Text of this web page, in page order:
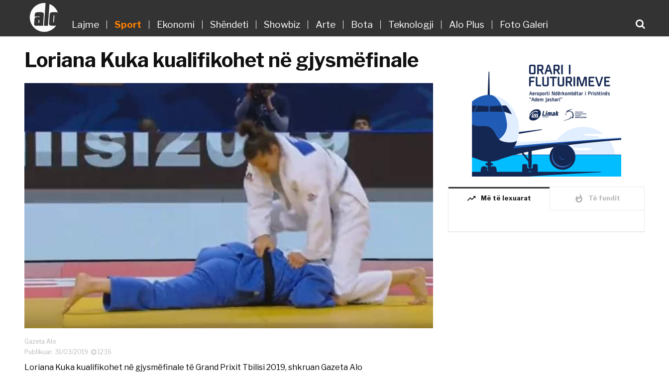
Lajme Sport Ekonomi Shëndeti Showbiz Arte Bota Teknologji Alo Plus Foto Galeri
Loriana Kuka kualifikohet në gjysmëfinale
Gazeta Alo
Publikuar: 31/03/2019
12:16
Loriana Kuka kualifikohet në gjysmëfinale të Grand Prixit Tbilisi 2019, shkruan Gazeta Alo
trending_up Më të lexuarat whatshot Të fundit